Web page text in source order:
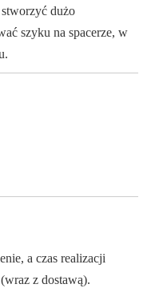
dużo
szyku na spacerze, w
a czas realizacji
z dostawą).